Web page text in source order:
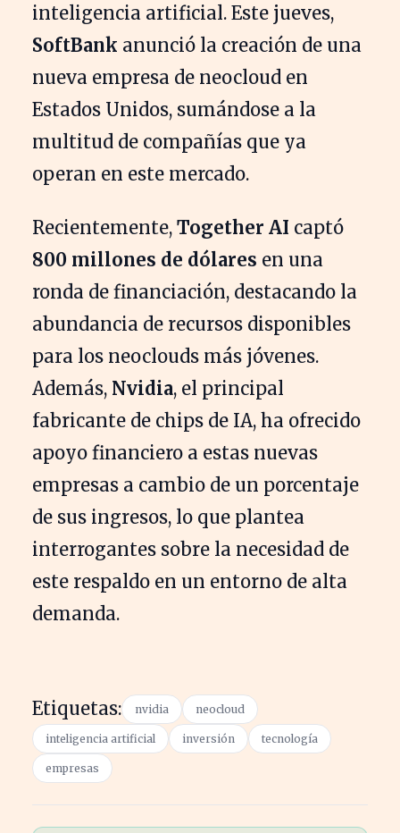
inteligencia artificial. Este jueves,
SoftBank anunció la creación de una
nueva empresa de neocloud en
Estados Unidos, sumándose a la
multitud de compañías que ya
operan en este mercado.
Recientemente, Together AI captó
800 millones de dólares en una
ronda de financiación, destacando la
abundancia de recursos disponibles
para los neoclouds más jóvenes.
Además, Nvidia, el principal
fabricante de chips de IA, ha ofrecido
apoyo financiero a estas nuevas
empresas a cambio de un porcentaje
de sus ingresos, lo que plantea
interrogantes sobre la necesidad de
este respaldo en un entorno de alta
demanda.
Etiquetas: nvidia neocloud
inteligencia artificial inversión tecnología
empresas